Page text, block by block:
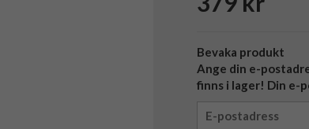
Bevaka produkt
Ange din e-
finns i lager! Din e-